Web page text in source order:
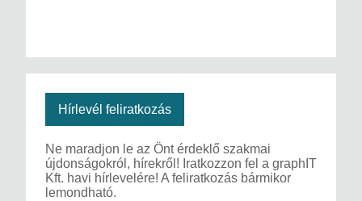
Hírlevél feliratkozás
Ne maradjon le az Önt érdeklő szakmai
újdonságokról, hírekről! Iratkozzon fel a graphIT
Kft. havi hírlevelére! A feliratkozás bármikor
lemondható.